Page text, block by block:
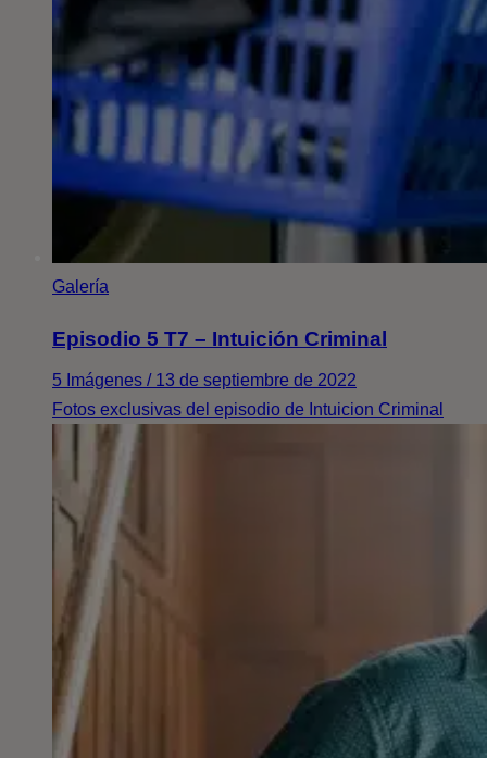
Galería
Episodio 5 T7 – Intuición Criminal
5 Imágenes / 13 de septiembre de 2022
Fotos exclusivas del episodio de Intuicion Criminal